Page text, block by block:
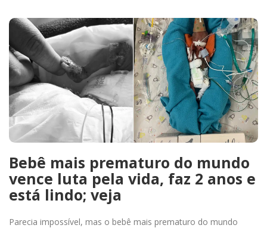
Bebê mais prematuro do mundo
vence luta pela vida, faz 2 anos e
está lindo; veja
Parecia impossível, mas o bebê mais prematuro do mundo